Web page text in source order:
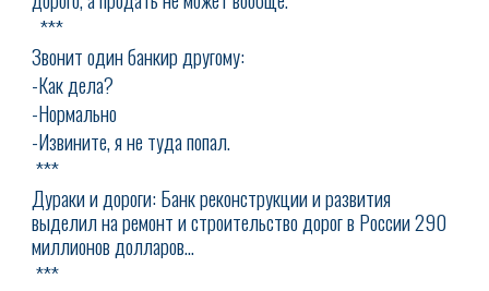
***
Звонит один банкир другому:
-Как дела?
-Нормально
-Извините, я не туда попал.
***
Дураки и дороги: Банк реконструкции и развития
выделил на ремонт и строительство дорог в России 290
миллионов долларов...
***